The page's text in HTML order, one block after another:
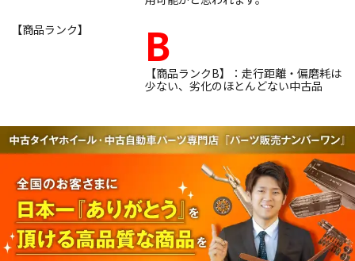
【商品ランク】
B
【商品ランクB】：走行距離・偏磨耗は
少ない、劣化のほとんどない中古品